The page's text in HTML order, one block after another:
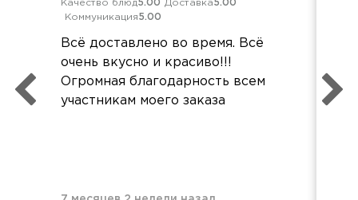
Качество блюд5.00 Доставка5.00
Коммуникация5.00
Всё доставлено во время. Всё
очень вкусно и красиво!!!
Огромная благодарность всем
участникам моего заказа